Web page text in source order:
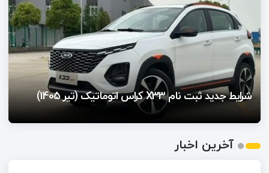
شرایط جدید ثبت نام X33 کراس اتوماتیک (تیر 1405)
فروش تویوتا کرولا کراس نیوفیس با قیمت قطعی و
تحویل ۶۰ روزه
آغاز فروش محصولات ایران خودرو از امروز سه‌شنبه
شرایط فروش وانت پراید سایپا اعلام شد
آغاز فروش فوری خودرو سورن پلاس (بدون قرعه کشی)
2
آخرین اخبار